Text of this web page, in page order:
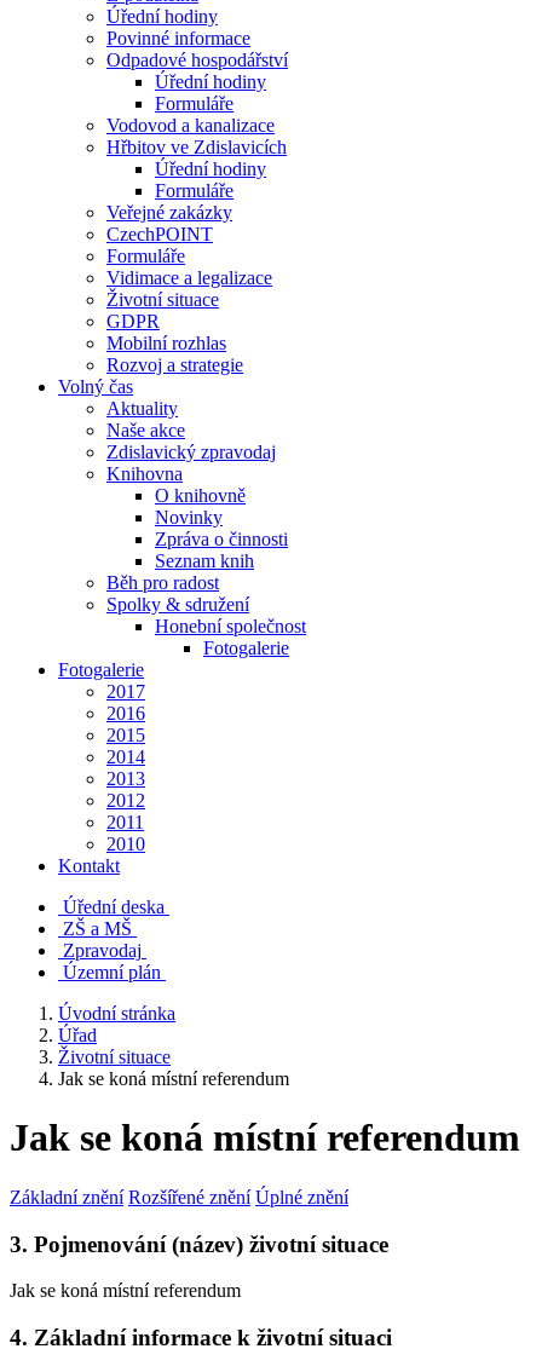
Úřední hodiny
Povinné informace
Odpadové hospodářství
Úřední hodiny
Formuláře
Vodovod a kanalizace
Hřbitov ve Zdislavicích
Úřední hodiny
Formuláře
Veřejné zakázky
CzechPOINT
Formuláře
Vidimace a legalizace
Životní situace
GDPR
Mobilní rozhlas
Rozvoj a strategie
Volný čas
Aktuality
Naše akce
Zdislavický zpravodaj
Knihovna
O knihovně
Novinky
Zpráva o činnosti
Seznam knih
Běh pro radost
Spolky & sdružení
Honební společnost
Fotogalerie
Fotogalerie
2017
2016
2015
2014
2013
2012
2011
2010
Kontakt
Úřední deska
ZŠ a MŠ
Zpravodaj
Územní plán
Úvodní stránka
Úřad
Životní situace
Jak se koná místní referendum
Jak se koná místní referendum
Základní znění Rozšířené znění Úplné znění
3. Pojmenování (název) životní situace
Jak se koná místní referendum
4. Základní informace k životní situaci